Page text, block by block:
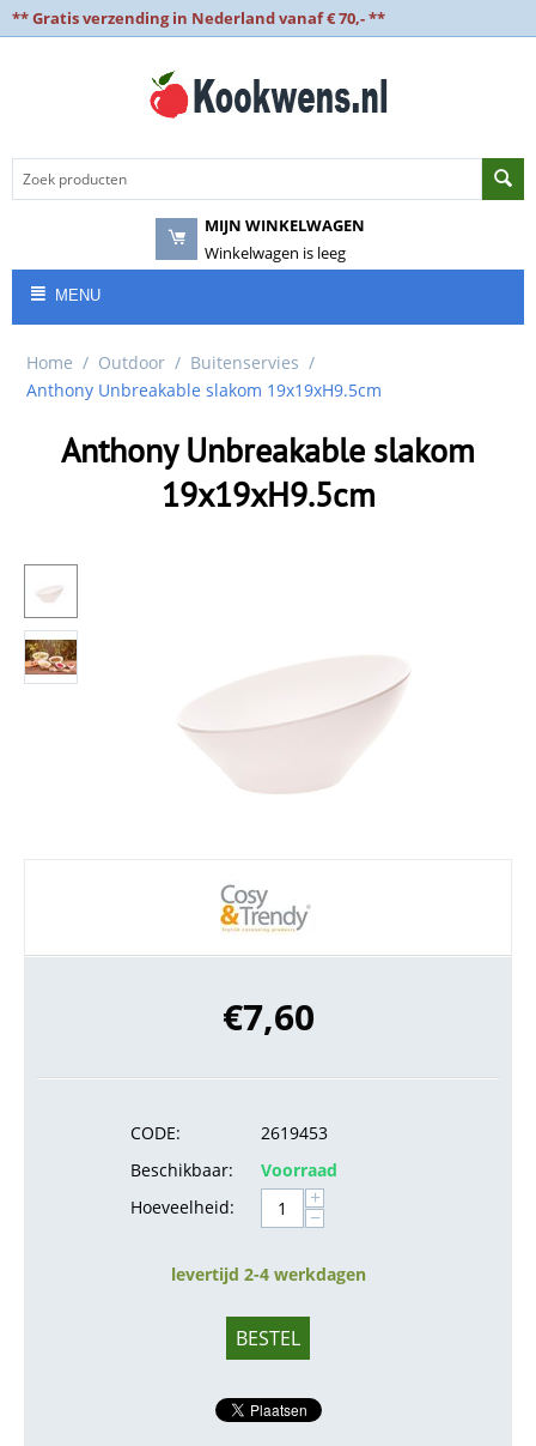
** Gratis verzending in Nederland vanaf € 70,- **
MIJN WINKELWAGEN
Winkelwagen is leeg
MENU
Home / Outdoor / Buitenservies /
Anthony Unbreakable slakom 19x19xH9.5cm
Anthony Unbreakable slakom
19x19xH9.5cm
€7,60
CODE:
2619453
Beschikbaar:
Voorraad
Hoeveelheid:
+
−
levertijd 2-4 werkdagen
BESTEL